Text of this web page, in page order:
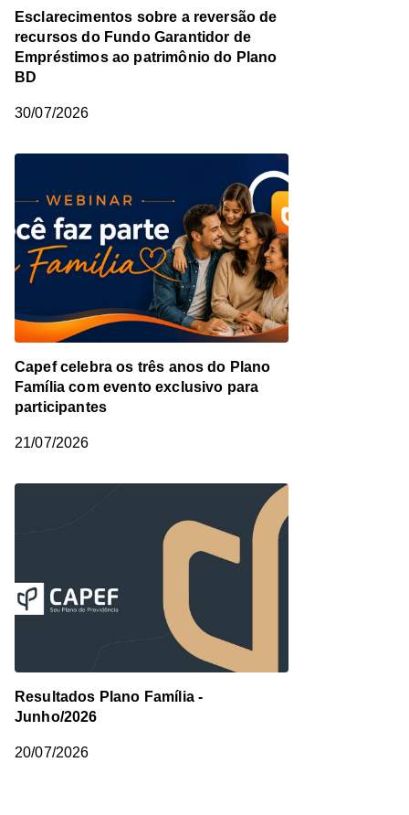
Esclarecimentos sobre a reversão de
recursos do Fundo Garantidor de
Empréstimos ao patrimônio do Plano
BD
30/07/2026
Capef celebra os três anos do Plano
Família com evento exclusivo para
participantes
21/07/2026
Resultados Plano Família -
Junho/2026
20/07/2026